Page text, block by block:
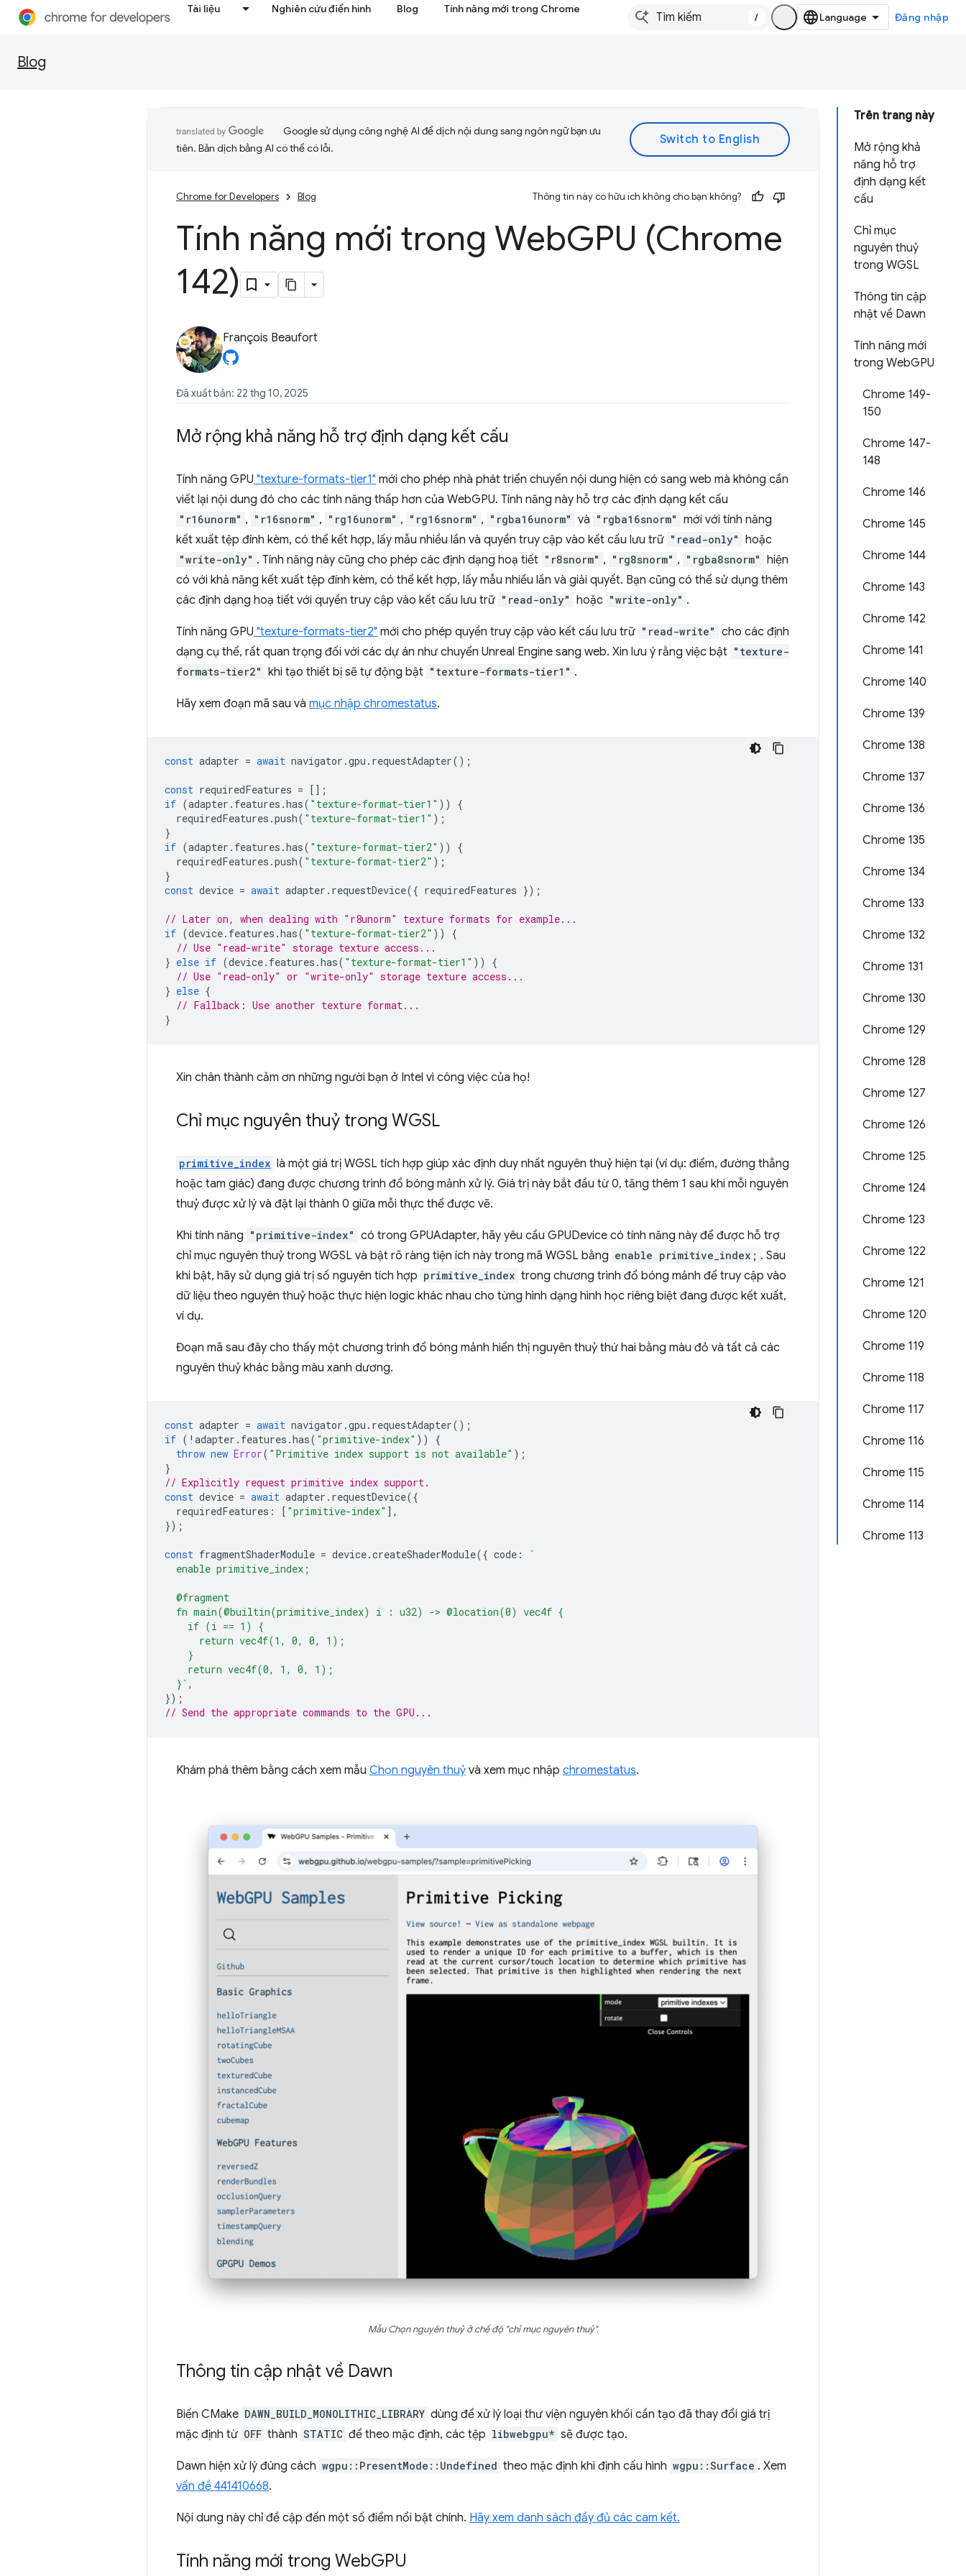
Tài liệu Nghiên cứu điển hình Blog Tính năng mới trong Chrome
/ Đăng nhập
Blog
Trên trang này
Mở rộng khả
năng hỗ trợ
định dạng kết
cấu
Chỉ mục
nguyên thuỷ
trong WGSL
Thông tin cập
nhật về Dawn
Tính năng mới
trong WebGPU
Chrome 149-
150
Chrome 147-
148
Chrome 146
Chrome 145
Chrome 144
Chrome 143
Chrome 142
Chrome 141
Chrome 140
Chrome 139
Chrome 138
Chrome 137
Chrome 136
Chrome 135
Chrome 134
Chrome 133
Chrome 132
Chrome 131
Chrome 130
Chrome 129
Chrome 128
Chrome 127
Chrome 126
Chrome 125
Chrome 124
Chrome 123
Chrome 122
Chrome 121
Chrome 120
Chrome 119
Chrome 118
Chrome 117
Chrome 116
Chrome 115
Chrome 114
Chrome 113
Google sử dụng công nghệ AI để dịch nội dung sang ngôn ngữ bạn ưu
tiên. Bản dịch bằng AI có thể có lỗi.
Chrome for Developers Blog Thông tin này có hữu ích không cho bạn không?
Tính năng mới trong WebGPU (Chrome
142)
François Beaufort
Đã xuất bản: 22 thg 10, 2025
Mở rộng khả năng hỗ trợ định dạng kết cấu
Tính năng GPU "texture-formats-tier1" mới cho phép nhà phát triển chuyển nội dung hiện có sang web mà không cần
viết lại nội dung đó cho các tính năng thấp hơn của WebGPU. Tính năng này hỗ trợ các định dạng kết cấu
"r16unorm" , "r16snorm" , "rg16unorm" , "rg16snorm" , "rgba16unorm" và "rgba16snorm" mới với tính năng
kết xuất tệp đính kèm, có thể kết hợp, lấy mẫu nhiều lần và quyền truy cập vào kết cấu lưu trữ "read-only" hoặc
"write-only" . Tính năng này cũng cho phép các định dạng hoạ tiết "r8snorm" , "rg8snorm" , "rgba8snorm" hiện
có với khả năng kết xuất tệp đính kèm, có thể kết hợp, lấy mẫu nhiều lần và giải quyết. Bạn cũng có thể sử dụng thêm
các định dạng hoạ tiết với quyền truy cập vào kết cấu lưu trữ "read-only" hoặc "write-only" .
Tính năng GPU "texture-formats-tier2" mới cho phép quyền truy cập vào kết cấu lưu trữ "read-write" cho các định
dạng cụ thể, rất quan trọng đối với các dự án như chuyển Unreal Engine sang web. Xin lưu ý rằng việc bật "texture-
formats-tier2" khi tạo thiết bị sẽ tự động bật "texture-formats-tier1" .
Hãy xem đoạn mã sau và mục nhập chromestatus.
const adapter = await navigator .gpu . requestAdapter();
const requiredFeatures = [];
if (adapter . features .has( "texture-format-tier1" ))
{
requiredFeatures .push( "texture-format-tier1" );
}
if (adapter . features .has( "texture-format-tier2" ))
{
requiredFeatures .push( "texture-format-tier2" );
}
const device = await adapter . requestDevice({ requiredFeatures });
// Later on, when dealing with "r8unorm" texture formats for example...
if (device. features .has( "texture-format-tier2" ))
{
// Use "read-write" storage texture access...
} else if (device. features .has( "texture-format-tier1" ))
{
// Use "read-only" or "write-only" storage texture access...
} else {
// Fallback: Use another texture format...
}
Xin chân thành cảm ơn những người bạn ở Intel vì công việc của họ!
Chỉ mục nguyên thuỷ trong WGSL
primitive_index là một giá trị WGSL tích hợp giúp xác định duy nhất nguyên thuỷ hiện tại (ví dụ: điểm, đường thẳng
hoặc tam giác) đang được chương trình đổ bóng mảnh xử lý. Giá trị này bắt đầu từ 0, tăng thêm 1 sau khi mỗi nguyên
thuỷ được xử lý và đặt lại thành 0 giữa mỗi thực thể được vẽ.
Khi tính năng "primitive-index" có trong GPUAdapter, hãy yêu cầu GPUDevice có tính năng này để được hỗ trợ
chỉ mục nguyên thuỷ trong WGSL và bật rõ ràng tiện ích này trong mã WGSL bằng enable primitive_index; . Sau
khi bật, hãy sử dụng giá trị số nguyên tích hợp primitive_index trong chương trình đổ bóng mảnh để truy cập vào
dữ liệu theo nguyên thuỷ hoặc thực hiện logic khác nhau cho từng hình dạng hình học riêng biệt đang được kết xuất,
ví dụ.
Đoạn mã sau đây cho thấy một chương trình đổ bóng mảnh hiển thị nguyên thuỷ thứ hai bằng màu đỏ và tất cả các
nguyên thuỷ khác bằng màu xanh dương.
const adapter = await navigator .gpu . requestAdapter();
if ( ! adapter . features .has( "primitive-index" ))
{
throw new Error( "Primitive index support is not available" );
}
// Explicitly request primitive index support.
const device = await adapter . requestDevice({
requiredFeatures : [ "primitive-index" ],
});
const fragmentShaderModule = device.createShaderModule({ code :
`
  enable primitive_index;
  @fragment
  fn main(@builtin(primitive_index) i : u32) -> @location(0) vec4f {
    if (i == 1) {
      return vec4f(1, 0, 0, 1);
    }
    return vec4f(0, 1, 0, 1);
  }`
,
});
// Send the appropriate commands to the GPU...
Khám phá thêm bằng cách xem mẫu Chọn nguyên thuỷ và xem mục nhập chromestatus.
Mẫu Chọn nguyên thuỷ ở chế độ "chỉ mục nguyên thuỷ".
Thông tin cập nhật về Dawn
Biến CMake DAWN_BUILD_MONOLITHIC_LIBRARY dùng để xử lý loại thư viện nguyên khối cần tạo đã thay đổi giá trị
mặc định từ OFF thành STATIC để theo mặc định, các tệp libwebgpu* sẽ được tạo.
Dawn hiện xử lý đúng cách wgpu::PresentMode::Undefined theo mặc định khi định cấu hình wgpu::Surface . Xem
vấn đề 441410668.
Nội dung này chỉ đề cập đến một số điểm nổi bật chính. Hãy xem danh sách đầy đủ các cam kết.
Tính năng mới trong WebGPU